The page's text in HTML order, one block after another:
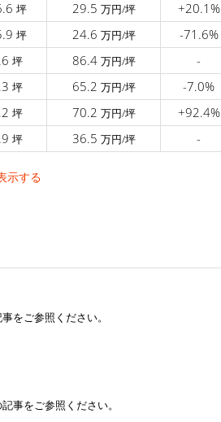
坪 29.5 万円/坪 +20.1%
坪 24.6 万円/坪 -71.6%
坪 86.4 万円/坪 -
坪 65.2 万円/坪 -7.0%
坪 70.2 万円/坪 +92.4%
坪 36.5 万円/坪 -
示する
をご参照ください。
事をご参照ください。